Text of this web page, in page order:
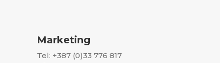
Marketing
Tel: +387 (0)33 776 817